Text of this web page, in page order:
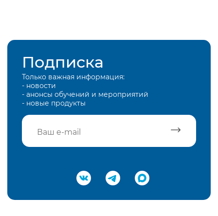
Подписка
Только важная информация:
- новости
- анонсы обучений и мероприятий
- новые продукты
Подтвердить e-mail